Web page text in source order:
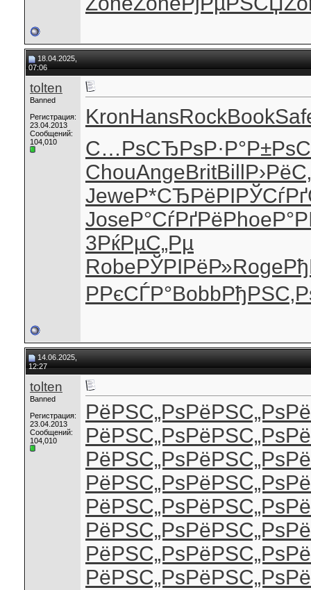
18.04.2025,
07:06
tolten
Banned
Регистрация:
23.04.2013
Сообщений:
104,010
KronHansRockBook
С…РѕСЂРѕР·Р°Р±Рѕ
ChouAngeBritBill
JeweР*СЂРёРІ
JoseР°СѓРґРёPhoe
3РќРµС„Рµ
RobeРЎРІРёР»Roge
РРєСЃР°Bobb
14.06.2025,
12:27
tolten
Banned
Регистрация:
23.04.2013
Сообщений:
104,010
РёРЅС„РѕРёРЅС„Рѕ
РёРЅС„РѕРёРЅС„Рѕ
РёРЅС„РѕРёРЅС„Рѕ
РёРЅС„РѕРёРЅС„Рѕ
РёРЅС„РѕРёРЅС„Рѕ
РёРЅС„РѕРёРЅС„Рѕ
РёРЅС„РѕРёРЅС„Рѕ
РёРЅС„РѕРёРЅС„Рѕ